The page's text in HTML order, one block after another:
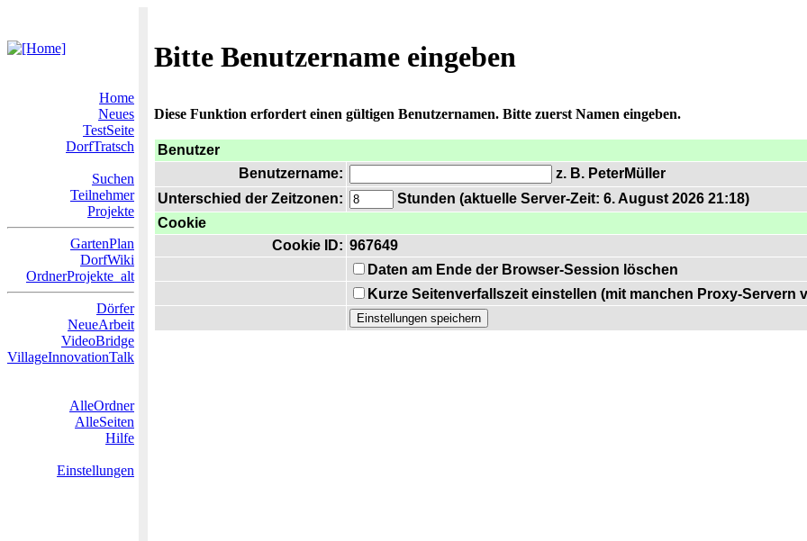
Bitte Benutzername eingeben
Home
Neues
TestSeite
DorfTratsch
Suchen
Teilnehmer
Projekte
GartenPlan
DorfWiki
OrdnerProjekte_alt
Dörfer
NeueArbeit
VideoBridge
VillageInnovationTalk
AlleOrdner
AlleSeiten
Hilfe
Einstellungen
Diese Funktion erfordert einen gültigen Benutzernamen. Bitte zuerst Namen eingeben.
Benutzer
Benutzername:
z. B. PeterMüller
Unterschied der Zeitzonen:
Stunden (aktuelle Server-Zeit: 6. August 2026 21:18)
Cookie
Cookie ID: 967649
Daten am Ende der Browser-Session löschen
Kurze Seitenverfallszeit einstellen (mit manchen Proxy-Servern